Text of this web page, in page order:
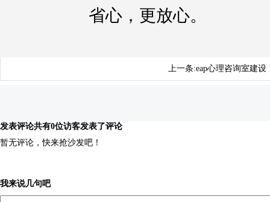
省心，更放心。
上一条:eap心理咨询室建设
发表评论共有0位访客发表了评论
暂无评论，快来抢沙发吧！
我来说几句吧